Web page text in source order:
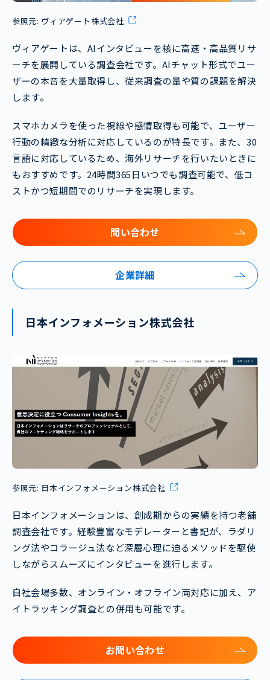
参照元: ヴィアゲート株式会社
ヴィアゲートは、AIインタビューを核に高速・高品質リサ
ーチを展開している調査会社です。AIチャット形式でユー
ザーの本音を大量取得し、従来調査の量や質の課題を解決
します。
スマホカメラを使った視線や感情取得も可能で、ユーザー
行動の精緻な分析に対応しているのが特長です。また、30
言語に対応しているため、海外リサーチを行いたいときに
もおすすめです。24時間365日いつでも調査可能で、低コ
ストかつ短期間でのリサーチを実現します。
問い合わせ
企業詳細
日本インフォメーション株式会社
参照元: 日本インフォメーション株式会社
日本インフォメーションは、創成期からの実績を持つ老舗
調査会社です。経験豊富なモデレーターと書記が、ラダリ
ング法やコラージュ法など深層心理に迫るメソッドを駆使
しながらスムーズにインタビューを進行します。
自社会場多数、オンライン・オフライン両対応に加え、ア
イトラッキング調査との併用も可能です。
お問い合わせ